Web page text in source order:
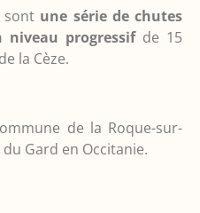
sont une série de chutes
niveau progressifde 15
la Cèze.
de la Roque-sur-
Gard en Occitanie.